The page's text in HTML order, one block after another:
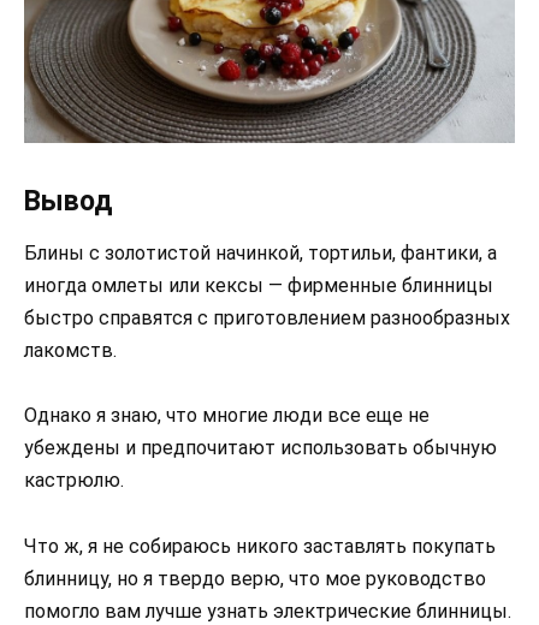
Вывод
Блины с золотистой начинкой, тортильи, фантики, а
иногда омлеты или кексы — фирменные блинницы
быстро справятся с приготовлением разнообразных
лакомств.
Однако я знаю, что многие люди все еще не
убеждены и предпочитают использовать обычную
кастрюлю.
Что ж, я не собираюсь никого заставлять покупать
блинницу, но я твердо верю, что мое руководство
помогло вам лучше узнать электрические блинницы.